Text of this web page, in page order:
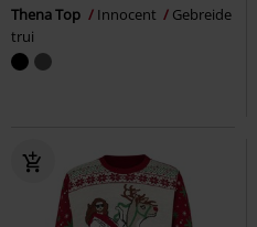
Thena Top Innocent
Gebreide
trui